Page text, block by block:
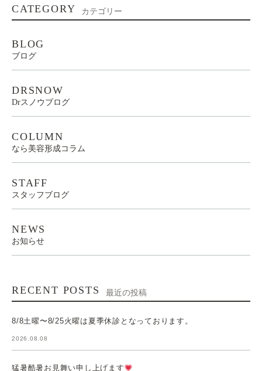
CATEGORY カテゴリー
BLOG
ブログ
DRSNOW
Drスノウブログ
COLUMN
なら美容形成コラム
STAFF
スタッフブログ
NEWS
お知らせ
RECENT POSTS 最近の投稿
8/8土曜〜8/25火曜は夏季休診となっております。
2026.08.08
猛暑酷暑お見舞い申し上げます